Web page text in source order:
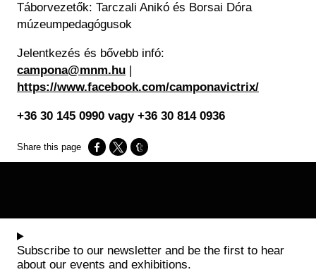
Táborvezetők: Tarczali Anikó és Borsai Dóra
múzeumpedagógusok
Jelentkezés és bővebb infó:
campona@mnm.hu |
https://www.facebook.com/camponavictrix/
+36 30 145 0990 vagy +36 30 814 0936
Opens in a new window
Opens in a new window
Opens in a new window
Subscribe to our newsletter and be the first to hear
about our events and exhibitions.